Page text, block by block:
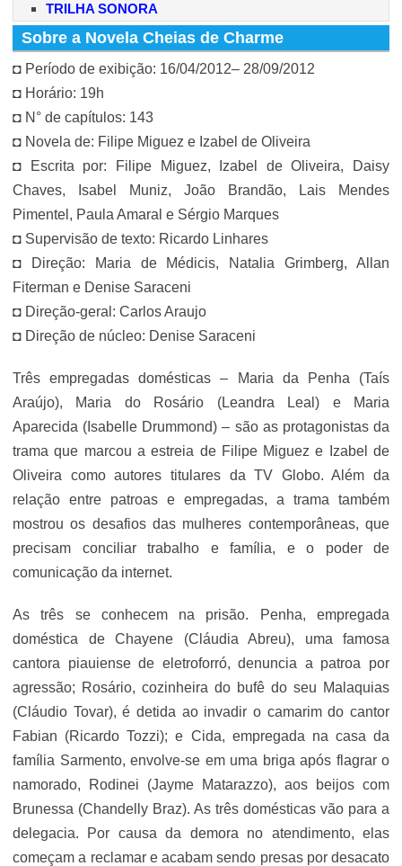
TRILHA SONORA
Sobre a Novela Cheias de Charme
◘ Período de exibição: 16/04/2012– 28/09/2012
◘ Horário: 19h
◘ N° de capítulos: 143
◘ Novela de: Filipe Miguez e Izabel de Oliveira
◘ Escrita por: Filipe Miguez, Izabel de Oliveira, Daisy
Chaves, Isabel Muniz, João Brandão, Lais Mendes
Pimentel, Paula Amaral e Sérgio Marques
◘ Supervisão de texto: Ricardo Linhares
◘ Direção: Maria de Médicis, Natalia Grimberg, Allan
Fiterman e Denise Saraceni
◘ Direção-geral: Carlos Araujo
◘ Direção de núcleo: Denise Saraceni
Três empregadas domésticas – Maria da Penha (Taís
Araújo), Maria do Rosário (Leandra Leal) e Maria
Aparecida (Isabelle Drummond) – são as protagonistas da
trama que marcou a estreia de Filipe Miguez e Izabel de
Oliveira como autores titulares da TV Globo. Além da
relação entre patroas e empregadas, a trama também
mostrou os desafios das mulheres contemporâneas, que
precisam conciliar trabalho e família, e o poder de
comunicação da internet.
As três se conhecem na prisão. Penha, empregada
doméstica de Chayene (Cláudia Abreu), uma famosa
cantora piauiense de eletroforró, denuncia a patroa por
agressão; Rosário, cozinheira do bufê do seu Malaquias
(Cláudio Tovar), é detida ao invadir o camarim do cantor
Fabian (Ricardo Tozzi); e Cida, empregada na casa da
família Sarmento, envolve-se em uma briga após flagrar o
namorado, Rodinei (Jayme Matarazzo), aos beijos com
Brunessa (Chandelly Braz). As três domésticas vão para a
delegacia. Por causa da demora no atendimento, elas
começam a reclamar e acabam sendo presas por desacato